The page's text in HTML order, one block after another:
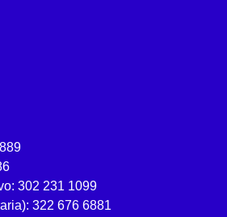
302 231 1099
322 676 6881